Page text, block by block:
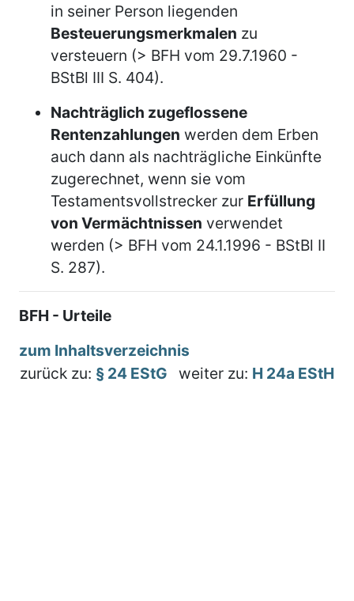
in seiner Person liegenden
Besteuerungsmerkmalen zu
versteuern (> BFH vom 29.7.1960 -
BStBl III S. 404).
Nachträglich zugeflossene
Rentenzahlungen werden dem Erben
auch dann als nachträgliche Einkünfte
zugerechnet, wenn sie vom
Testamentsvollstrecker zur Erfüllung
von Vermächtnissen verwendet
werden (> BFH vom 24.1.1996 - BStBl II
S. 287).
BFH - Urteile
zum Inhaltsverzeichnis
zurück zu: § 24 EStG weiter zu: H 24a EStH